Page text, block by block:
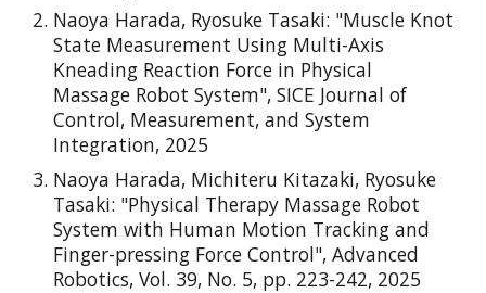
Naoya Harada, Ryosuke Tasaki: "Muscle Knot
State Measurement Using Multi-Axis
Kneading Reaction Force in Physical
Massage Robot System", SICE Journal of
Control, Measurement, and System
Integration, 2025
Naoya Harada, Michiteru Kitazaki, Ryosuke
Tasaki: "Physical Therapy Massage Robot
System with Human Motion Tracking and
Finger-pressing Force Control", Advanced
Robotics, Vol. 39, No. 5, pp. 223-242, 2025